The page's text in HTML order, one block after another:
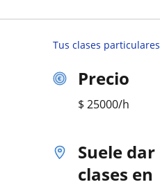
Tus clases particulares
Precio
$ 25000/h
Suele dar
clases en